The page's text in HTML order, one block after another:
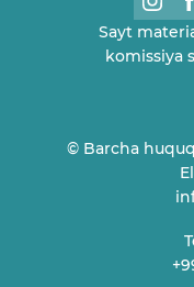
Sayt
komissiya
© Barcha